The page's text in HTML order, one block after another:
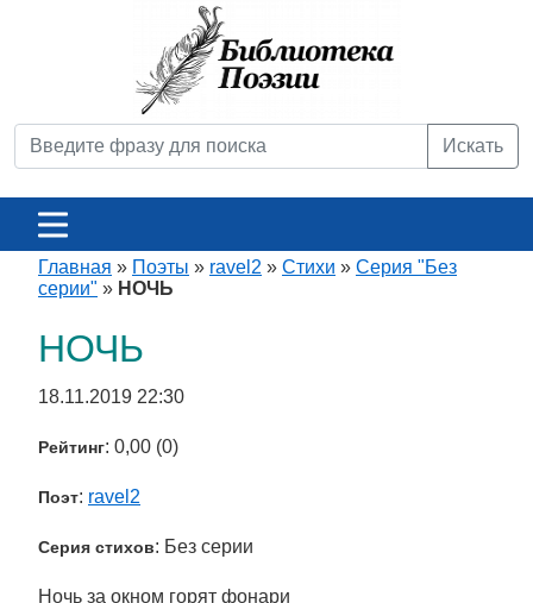
Искать
Главная » Поэты » ravel2 » Стихи » Серия "Без
серии" » НОЧЬ
НОЧЬ
18.11.2019 22:30
Рейтинг: 0,00 (0)
Поэт: ravel2
Серия стихов: Без серии
Ночь за окном горят фонари